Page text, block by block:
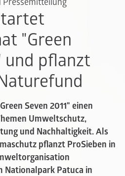
Pressemitteilung
"Green
und pflanzt
Seven 2011" einen
Umweltschutz,
und Nachhaltigkeit. Als
pflanzt ProSieben in
Nationalpark Patuca in